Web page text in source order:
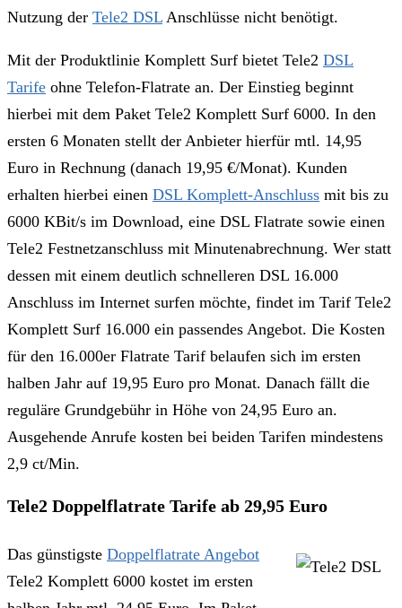
Nutzung der Tele2 DSL Anschlüsse nicht benötigt.
Mit der Produktlinie Komplett Surf bietet Tele2 DSL
Tarife ohne Telefon-Flatrate an. Der Einstieg beginnt
hierbei mit dem Paket Tele2 Komplett Surf 6000. In den
ersten 6 Monaten stellt der Anbieter hierfür mtl. 14,95
Euro in Rechnung (danach 19,95 €/Monat). Kunden
erhalten hierbei einen DSL Komplett-Anschluss mit bis zu
6000 KBit/s im Download, eine DSL Flatrate sowie einen
Tele2 Festnetzanschluss mit Minutenabrechnung. Wer statt
dessen mit einem deutlich schnelleren DSL 16.000
Anschluss im Internet surfen möchte, findet im Tarif Tele2
Komplett Surf 16.000 ein passendes Angebot. Die Kosten
für den 16.000er Flatrate Tarif belaufen sich im ersten
halben Jahr auf 19,95 Euro pro Monat. Danach fällt die
reguläre Grundgebühr in Höhe von 24,95 Euro an.
Ausgehende Anrufe kosten bei beiden Tarifen mindestens
2,9 ct/Min.
Tele2 Doppelflatrate Tarife ab 29,95 Euro
Das günstigste Doppelflatrate Angebot
Tele2 Komplett 6000 kostet im ersten